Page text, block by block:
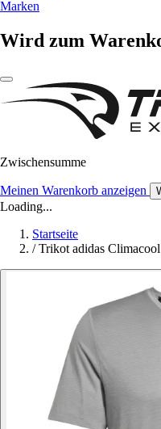
Marken
Wird zum
Zwischensumme
Meinen Warenkorb anzeigen
Loading...
Startseite
/ Trikot adidas